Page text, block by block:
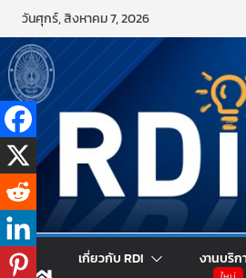
Skip
to
content
วันศุกร์, สิงหาคม 7, 2026
เกี่ยวกับ RDI งานบริก